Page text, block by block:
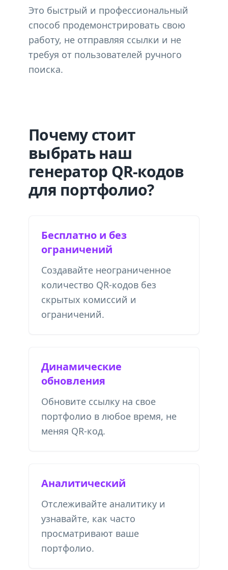
Это быстрый и профессиональный
способ продемонстрировать свою
работу, не отправляя ссылки и не
требуя от пользователей ручного
поиска.
Почему стоит
выбрать наш
генератор QR-кодов
для портфолио?
Бесплатно и без
ограничений
Создавайте неограниченное
количество QR-кодов без
скрытых комиссий и
ограничений.
Динамические
обновления
Обновите ссылку на свое
портфолио в любое время, не
меняя QR-код.
Аналитический
Отслеживайте аналитику и
узнавайте, как часто
просматривают ваше
портфолио.